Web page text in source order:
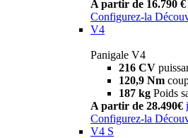
A partir de 16.790 €
Configurez-la
V4
Panigale V4
216 CV
120,9 Nm
187 kg Poids
A partir de 28.490€ i
Configurez-la
V4 S